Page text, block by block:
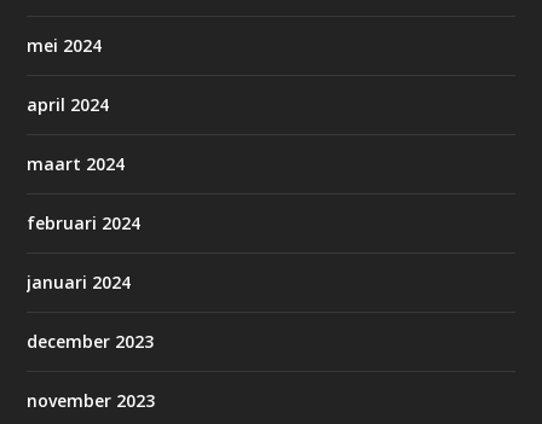
mei 2024
april 2024
maart 2024
februari 2024
januari 2024
december 2023
november 2023